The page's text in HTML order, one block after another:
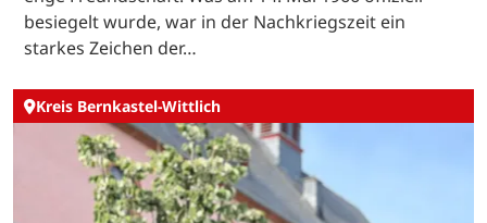
besiegelt wurde, war in der Nachkriegszeit ein
starkes Zeichen der…
Kreis Bernkastel-Wittlich